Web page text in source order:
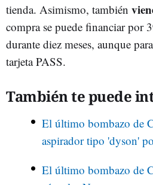
tienda. Asimismo, también
compra se puede financiar por
durante diez meses, aunque
tarjeta PASS.
También te puede
El último bombazo de
aspirador tipo 'dyson'
El último bombazo de